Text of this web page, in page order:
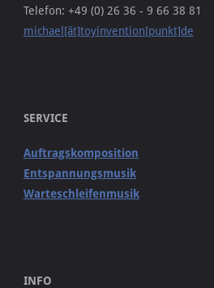
Telefon: +49 (0) 26 36 - 9 66 38 81
michael[ät]toyinvention[punkt]de
SERVICE
Auftragskomposition
Entspannungsmusik
Warteschleifenmusik
INFO